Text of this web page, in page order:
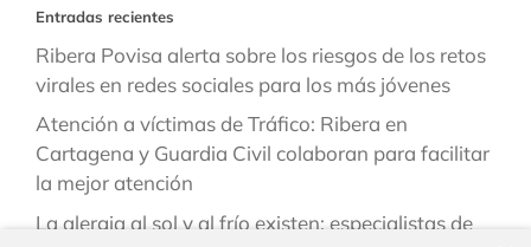
Entradas recientes
Ribera Povisa alerta sobre los riesgos de los retos
virales en redes sociales para los más jóvenes
Atención a víctimas de Tráfico: Ribera en
Cartagena y Guardia Civil colaboran para facilitar
la mejor atención
La alergia al sol y al frío existen: especialistas de